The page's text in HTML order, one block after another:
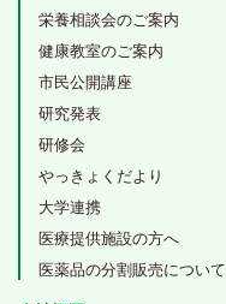
栄養相談会のご案内
健康教室のご案内
市民公開講座
研究発表
研修会
やっきょくだより
大学連携
医療提供施設の方へ
医薬品の分割販売について